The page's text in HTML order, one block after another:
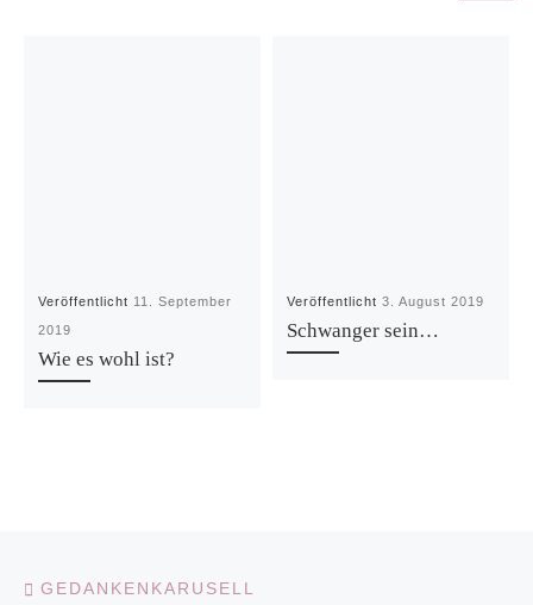
Veröffentlicht 11. September
2019
Wie es wohl ist?
Veröffentlicht3. August 2019
Schwanger sein…
Beitragsnavigation
GEDANKENKARUSELL